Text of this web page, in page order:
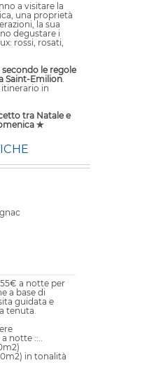
a visitare la
una proprietà
la sua
degustare i
rossi, rosati,
le regole
Saint-Emilion.
in
tra Natale e
✯
a notte per
a base di
guidata e
tenuta.
notte ::..
in tonalità